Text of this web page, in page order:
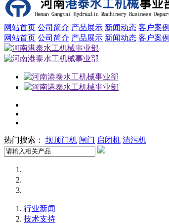
网站首页 公司简介 产品展示 新闻动态 客户案例
网站首页 公司简介 产品展示 新闻动态 客户案例
热门搜索： 坝顶门机 闸门 启闭机 清污机
行业新闻
技术支持